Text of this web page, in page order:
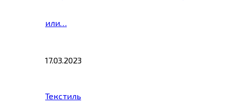
или…
17.03.2023
Текстиль